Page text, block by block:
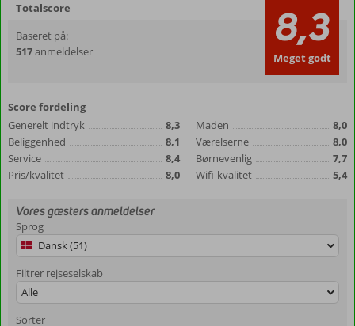
Totalscore
Baseret på:
517anmeldelser 8,3
Meget godt
Score fordeling
Generelt indtryk
8,3
Beliggenhed
8,1
Service
8,4
Pris/kvalitet
8,0
Maden
8,0
Værelserne
8,0
Børnevenlig
7,7
Wifi-kvalitet
5,4
Vores gæsters anmeldelser
Sprog
Dansk (51)
Filtrer rejseselskab
Alle
Sorter